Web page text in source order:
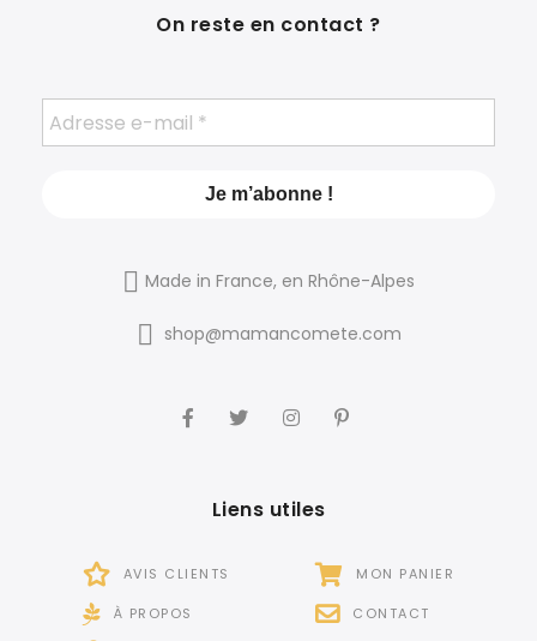
On reste en contact ?
Made in France, en Rhône-Alpes
shop@mamancomete.com
Liens utiles
AVIS CLIENTS
À PROPOS
MON PANIER
CONTACT